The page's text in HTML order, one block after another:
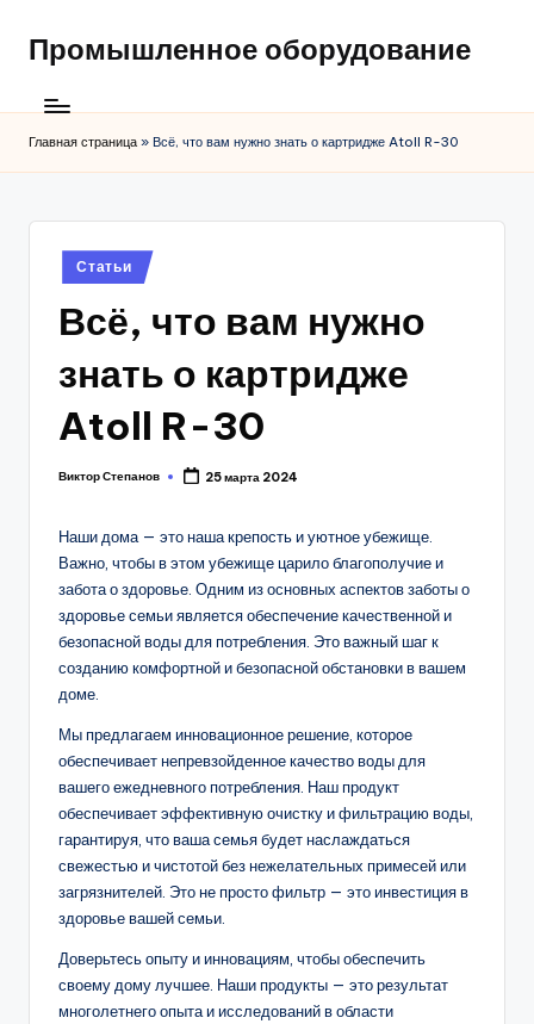
Промышленное оборудование
Главная страница » Всё, что вам нужно знать о картридже Atoll R-30
Posted
in
Статьи
Всё, что вам нужно
знать о картридже
Atoll R-30
Posted
Виктор Степанов 25 марта 2024
Наши дома — это наша крепость и уютное убежище.
Важно, чтобы в этом убежище царило благополучие и
забота о здоровье. Одним из основных аспектов заботы о
здоровье семьи является обеспечение качественной и
безопасной воды для потребления. Это важный шаг к
созданию комфортной и безопасной обстановки в вашем
доме.
Мы предлагаем инновационное решение, которое
обеспечивает непревзойденное качество воды для
вашего ежедневного потребления. Наш продукт
обеспечивает эффективную очистку и фильтрацию воды,
гарантируя, что ваша семья будет наслаждаться
свежестью и чистотой без нежелательных примесей или
загрязнителей. Это не просто фильтр — это инвестиция в
здоровье вашей семьи.
Доверьтесь опыту и инновациям, чтобы обеспечить
своему дому лучшее. Наши продукты — это результат
многолетнего опыта и исследований в области